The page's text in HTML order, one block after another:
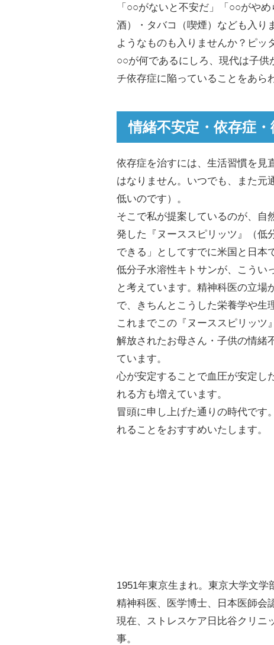
「○○がないと不安だ」「○○がや
酒）・タバコ（喫煙）なども入り
ようなものも入りませんか？ピッ
○○が何であるにしろ、現代は子
チ依存症に陥っていることをあら
情緒不安定・依存症
依存症を治すには、生活習慣を見
はなりません。いつでも、また元
低いのです）。
そこで私が提案しているのが、自
発した『ヌーススピリッツ』（低
できる」としてすでに米国と日本
低分子水溶性キトサンが、こうい
と考えています。精神科医の立場
で、きちんとこうした栄養学や生
これまでこの『ヌーススピリッツ
解放されたお母さん・子供の情緒
ています。
心が安定することで血圧が安定し
れる方も増えています。
冒頭に申し上げた通りの時代です
れることをおすすめいたします。
1951年東京生まれ。東京大学文学
精神科医、医学博士、日本医師会
現在、ストレスケア日比谷クリニ
事。